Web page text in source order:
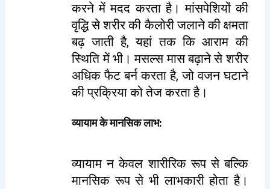
करने में मदद करता है। मांसपेशियों की
वृद्धि से शरीर की कैलोरी जलाने की क्षमता
बढ़ जाती है, यहां तक कि आराम की
स्थिति में भी। मसल्स मास बढ़ाने से शरीर
अधिक फैट बर्न करता है, जो वजन घटाने
की प्रक्रिया को तेज करता है।
व्यायाम के मानसिक लाभ:
व्यायाम न केवल शारीरिक रूप से बल्कि
मानसिक रूप से भी लाभकारी होता है।